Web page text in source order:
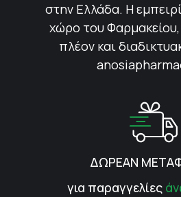
στην Ελλάδα. Η
χώρο του
πλέον και
ΔΩΡΕΑΝ
για παραγγελίες